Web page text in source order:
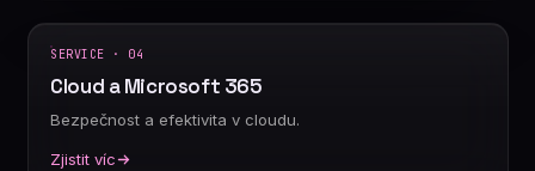
SERVICE · 04
Cloud a Microsoft 365
Bezpečnost a efektivita v cloudu.
Zjistit víc